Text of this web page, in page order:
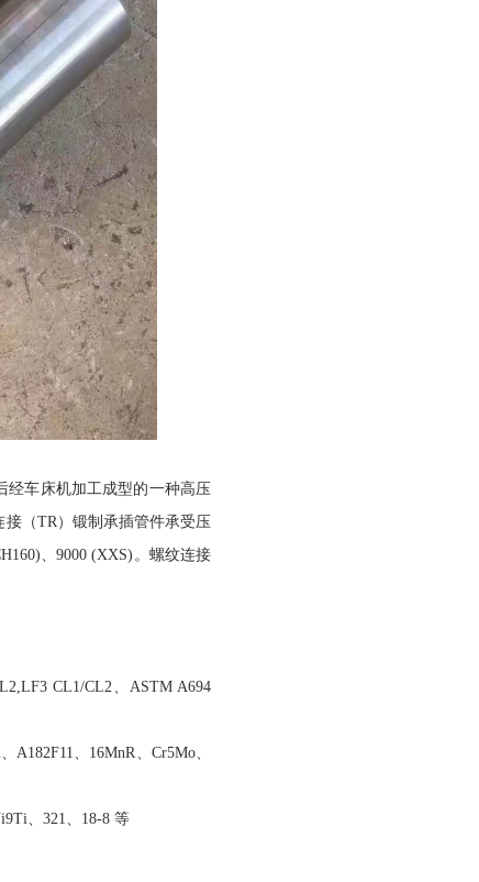
经车床机加工成型的一种高压
（TR）锻制承插管件承受压
、9000 (XXS)。螺纹连接
CL1/CL2、ASTM A694
A182F11、16MnR、Cr5Mo、
、321、18-8 等